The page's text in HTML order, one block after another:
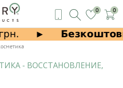
0 0
- ВОССТАНОВЛЕНИЕ,